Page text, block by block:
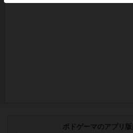
ボドゲーマのアプリ